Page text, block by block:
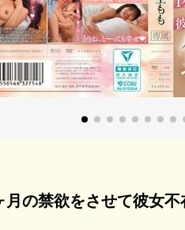
の禁欲をさせて彼女